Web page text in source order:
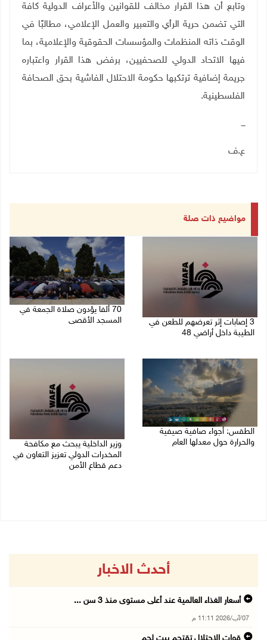
وتابع أن هذا القرار مخالف للقوانين والأعراف الدولية كافة
التي تضمن حرية الرأي والتعبير والعمل الإعلامي، مطالبًا في
الوقت ذاته المنظمات والمؤسسات الحقوقية والإعلامية، بما
فيها الاتحاد الدولي للصحفيين، برفض هذا القرار واعتباره
جريمة إضافية ترتكبها حكومة الاحتلال الفاشية بحق الصحافة
الفلسطينية.
ـــ
ع.ف
مواضيع ذات صلة
3 إصابات إثر تعرضهم للطعن في
الطيبة داخل أراضي 48
70 ألفا يؤدون صلاة الجمعة في
المسجد الأقصى
الطقس: أجواء صافية صيفية
والحرارة حول معدلها العام
وزير الداخلية يبحث مع مكافحة
المخدرات الدولي تعزيز التعاون في
دعم قطاع الأمن
أحدث الاخبار
أسعار الغذاء العالمية عند أعلى مستوى منذ 3 سن ...
07/آب/2026 11:11 م